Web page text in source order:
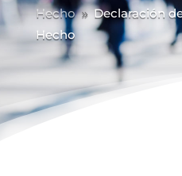
Hecho 9 Declaración
Hecho